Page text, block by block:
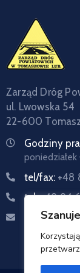
Zarząd Dróg
ul. Lwowska 54
22-600
Godziny
tel/fax: +48
tel:+48 84
Email: